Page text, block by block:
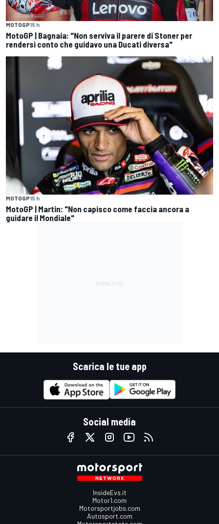
MOTOGP15 h
MotoGP | Bagnaia: "Non serviva il parere di Stoner per
rendersi conto che guidavo una Ducati diversa"
MOTOGP15 h
MotoGP | Martin: "Non capisco come faccia ancora a
guidare il Mondiale"
Scarica le tue app
Social media
InsideEvs.it
Motor1.com
Motorsportjobs.com
Autosport.com